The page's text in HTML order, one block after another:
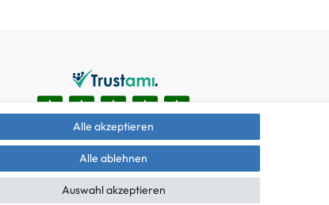
Alle akzeptieren
Alle ablehnen
Auswahl akzeptieren